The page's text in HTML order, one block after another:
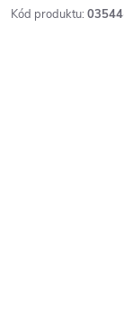
Kód produktu: